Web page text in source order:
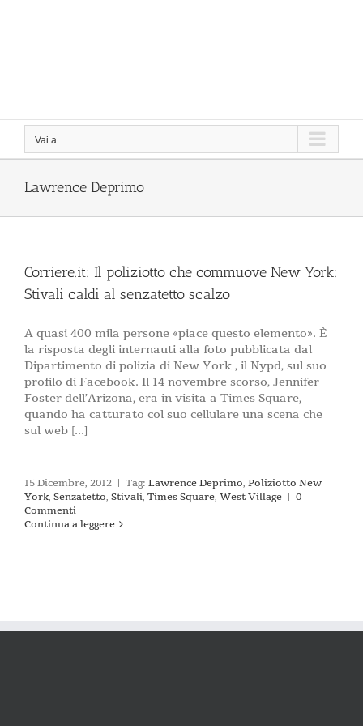
Vai a...
Lawrence Deprimo
Corriere.it: Il poliziotto che commuove New York:
Stivali caldi al senzatetto scalzo
A quasi 400 mila persone «piace questo elemento». È
la risposta degli internauti alla foto pubblicata dal
Dipartimento di polizia di New York , il Nypd, sul suo
profilo di Facebook. Il 14 novembre scorso, Jennifer
Foster dell’Arizona, era in visita a Times Square,
quando ha catturato col suo cellulare una scena che
sul web [...]
15 Dicembre, 2012 | Tag: Lawrence Deprimo, Poliziotto New
York, Senzatetto, Stivali, Times Square, West Village | 0
Commenti
Continua a leggere